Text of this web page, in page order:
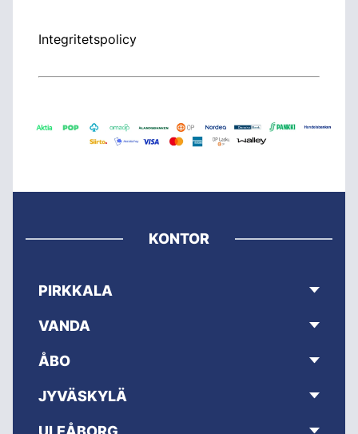
Integritetspolicy
KONTOR
PIRKKALA
VANDA
ÅBO
JYVÄSKYLÄ